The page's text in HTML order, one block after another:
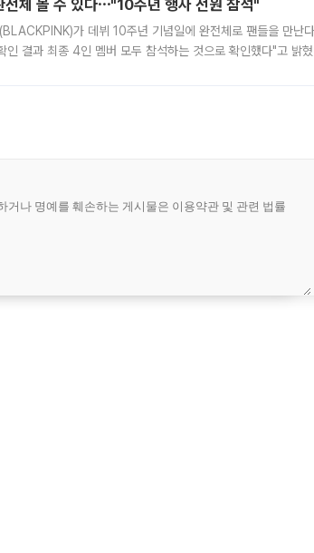
전체 볼 수 있다⋯"10주년 행사 전원 참석"
가 데뷔 10주년 기념일에 완전체로 팬들을 만난
인 결과 최종 4인 멤버 모두 참석하는 것으로 확인했다"고 밝